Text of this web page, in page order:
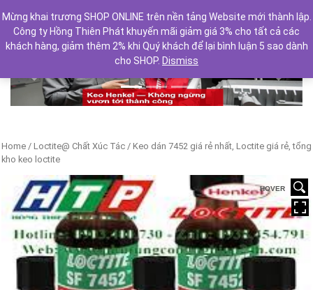
Previous Next
Home / Loctite@ Chất Xúc Tác / Keo dán 7452 giá rẻ nhất, Loctite giá rẻ, tổng
kho keo loctite
HOVER
Mừng khai trương SHOP ONLINE trên nền tảng Website mới thành lập.
Công ty Hồng Thiên Phát khuyến mãi giảm giá 3% cho tất cả các
khách hàng, giảm thêm 2% khi Quý khách để lại bình luận 5 sao dành
cho SHOP. Dismiss